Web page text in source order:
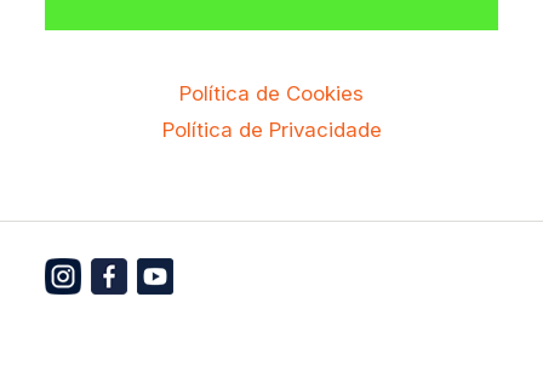
Política de Cookies
Política de Privacidade